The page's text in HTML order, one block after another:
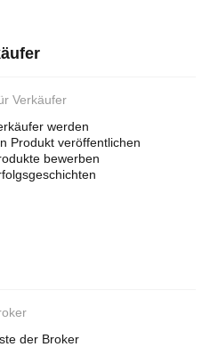
Verkäufer
werden
Produkt veröffentlichen
bewerben
der Broker